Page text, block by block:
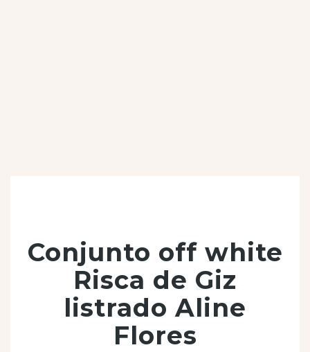
Conjunto off white
Risca de Giz
listrado Aline
Flores